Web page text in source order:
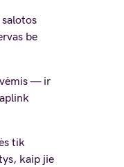
be
— ir
tik
kaip jie